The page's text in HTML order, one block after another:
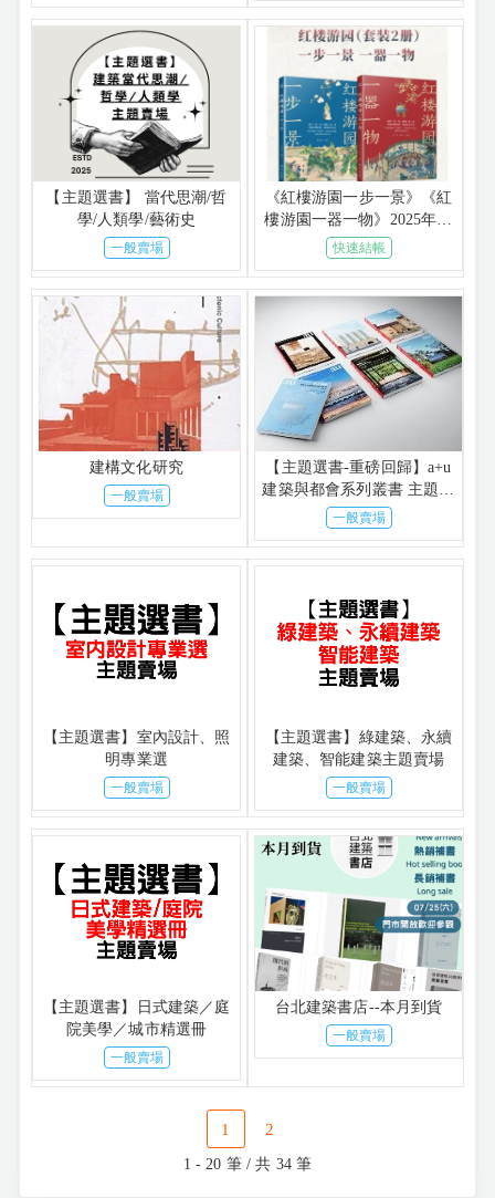
【主題選書】 當代思潮/哲
學/人類學/藝術史
一般賣場
《紅樓游園一步一景》《紅
樓游園一器一物》2025年新
書預購免運賣場
快速結帳
建構文化研究
一般賣場
【主題選書-重磅回歸】a+u
建築與都會系列叢書 主題賣
場
一般賣場
【主題選書】室內設計、照
明專業選
一般賣場
【主題選書】綠建築、永續
建築、智能建築主題賣場
一般賣場
【主題選書】日式建築／庭
院美學／城市精選冊
一般賣場
台北建築書店--本月到貨
一般賣場
1 2
1 - 20 筆 / 共 34 筆